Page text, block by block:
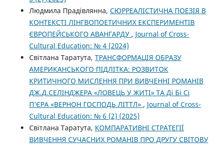
Людмила Прадівлянна, СЮРРЕАЛІСТИЧНА ПОЕЗІЯ В
КОНТЕКСТІ ЛІНГВОПОЕТИЧНИХ ЕКСПЕРИМЕНТІВ
ЄВРОПЕЙСЬКОГО АВАНГАРДУ , Journal of Cross-
Cultural Education: № 4 (2024)
Світлана Таратута, ТРАНСФОРМАЦІЯ ОБРАЗУ
АМЕРИКАНСЬКОГО ПІДЛІТКА: РОЗВИТОК
КРИТИЧНОГО МИСЛЕННЯ ПРИ ВИВЧЕННІ РОМАНІВ
ДЖ.Д.СЕЛІНДЖЕРА «ЛОВЕЦЬ У ЖИТІ» ТА Ді Бі Сі
П’ЄРА «ВЕРНОН ГОСПОДЬ ЛІТТЛ» , Journal of Cross-
Cultural Education: № 6 (2) (2025)
Світлана Таратута, КОМПАРАТИВНІ СТРАТЕГІЇ
ВИВЧЕННЯ СУЧАСНИХ РОМАНІВ ПРО ДРУГУ СВІТОВУ